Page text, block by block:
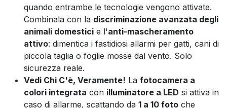
quando entrambe le tecnologie vengono attivate.
Combinala con la discriminazione avanzata degli
animali domestici e l'anti-mascheramento
attivo: dimentica i fastidiosi allarmi per gatti, cani di
piccola taglia o foglie mosse dal vento. Solo
sicurezza reale.
Vedi Chi C'è, Veramente! La fotocamera a
colori integrata con illuminatore a LED si attiva in
caso di allarme, scattando da 1 a 10 foto che